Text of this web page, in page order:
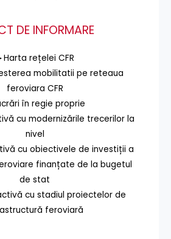
DE INFORMARE
rețelei CFR
mobilitatii pe reteaua
feroviara CFR
în regie proprie
cu modernizările trecerilor la
nivel
cu obiectivele de investiții a
finanțate de la bugetul
de stat
cu stadiul proiectelor de
feroviară